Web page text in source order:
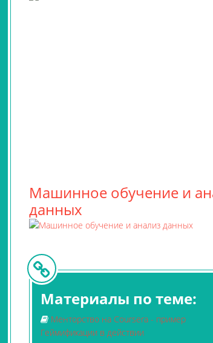
Машинное обучение и
данных
Материалы по теме:
Менторство на Coursera - пример
Геймификации в действии